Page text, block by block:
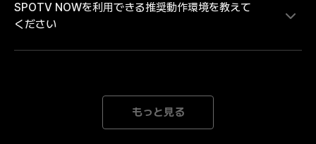
パス」の購入をご希望の場合は、SPOTV NOWのWEB
ページからお手続きを進めてください。※ご登録完了後
は、ご登録のメールアドレスとパスワードにてログイン
SPOTV NOWは日本向けのサービスです。海外ではご
利用いただけません。中継権と著作権の範囲外にある海
外では、接続を遮断しております。海外中継者の権利を
解とご了承のほどよろしくお願いいたします。
SPOTV NOWを利用できる推奨動作環境を教えて
ください
以上のデバイスをご利用の場合でも、機器の性能が低下
された場合にはご利用になれない場合がございます。
もっと見る